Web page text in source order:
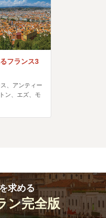
フランス3
、アンティー
ン、エズ、モ
求める
ン完全版